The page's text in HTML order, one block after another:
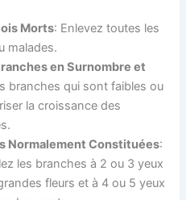
Morts: Enlevez toutes les
malades.
en Surnombre et
branches qui sont faibles ou
la croissance des
Normalement Constituées:
les branches à 2 ou 3 yeux
fleurs et à 4 ou 5 yeux